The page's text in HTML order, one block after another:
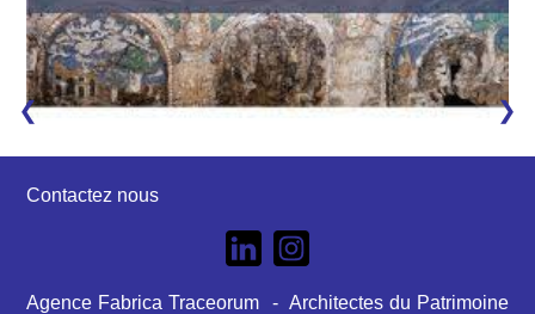
❯ ❯
Contactez nous
Agence Fabrica Traceorum - Architectes du Patrimoine